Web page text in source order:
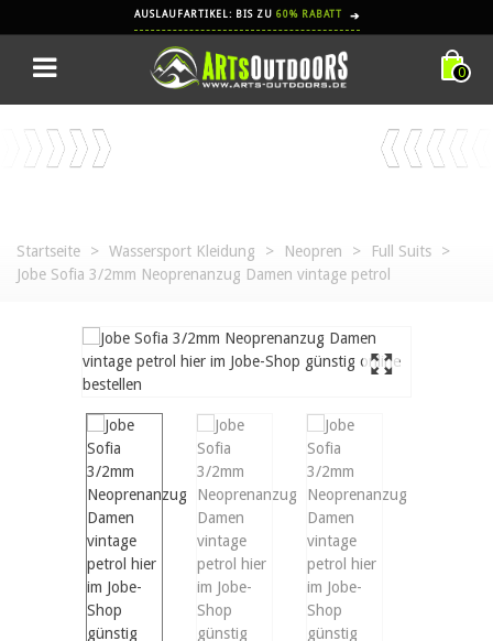
AUSLAUFARTIKEL: BIS ZU 60% RABATT ➔
0
Startseite > Wassersport Kleidung > Neopren > Full Suits
>
Jobe Sofia 3/2mm Neoprenanzug Damen vintage petrol